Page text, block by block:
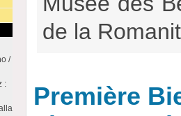
de la
Première
/
: